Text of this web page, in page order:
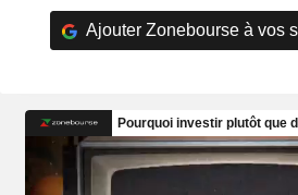
Ajouter Zonebourse à vos